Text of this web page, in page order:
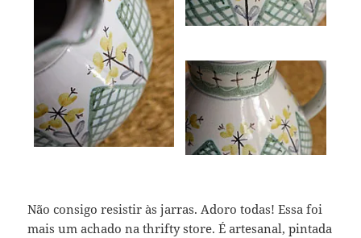
Não consigo resistir às jarras. Adoro todas! Essa foi
mais um achado na thrifty store. É artesanal, pintada